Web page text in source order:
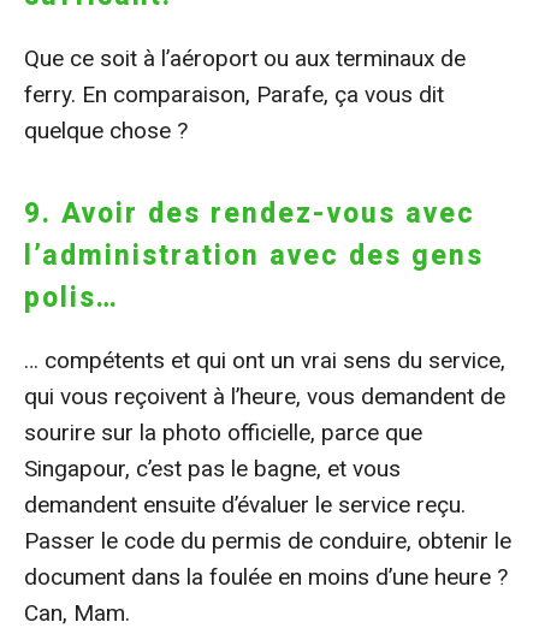
Que ce soit à l’aéroport ou aux terminaux de
ferry. En comparaison, Parafe, ça vous dit
quelque chose ?
9. Avoir des rendez-vous avec
l’administration avec des gens
polis…
… compétents et qui ont un vrai sens du service,
qui vous reçoivent à l’heure, vous demandent de
sourire sur la photo officielle, parce que
Singapour, c’est pas le bagne, et vous
demandent ensuite d’évaluer le service reçu.
Passer le code du permis de conduire, obtenir le
document dans la foulée en moins d’une heure ?
Can, Mam.